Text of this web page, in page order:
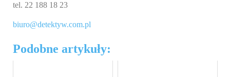
tel. 22 188 18 23
biuro@detektyw.com.pl
Podobne artykuły: